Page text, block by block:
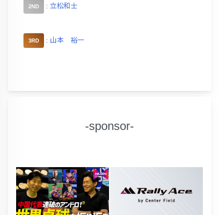
2ND : 立松和士
3RD : 山本 裕一
-sponsor-